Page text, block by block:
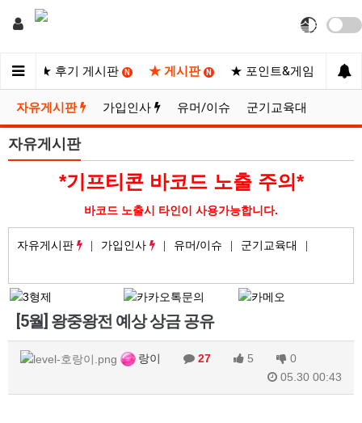
트 ★ 후기 게시판 N ★ 게시판 N ★ 포인트&게임 ★
자유게시판 가입인사 유머/이슈 군기교육대
자유게시판
*기프티콘 바코드 노출 주의*
바코드 노출시 타인이 사용가능합니다.
자유게시판 가입인사 유머/이슈 군기교육대
[5월] 왕중왕전 예상 상금 공유
랑이 27 5
0
05.30 00:43